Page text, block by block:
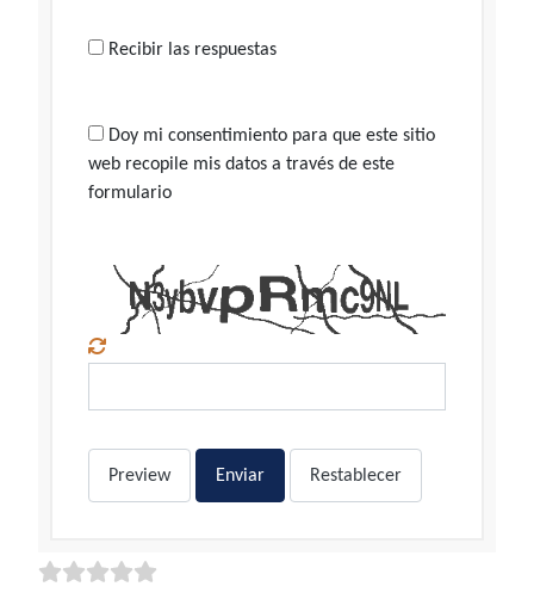
Recibir las respuestas
Doy mi consentimiento para que este sitio
web recopile mis datos a través de este
formulario
Preview Enviar Restablecer